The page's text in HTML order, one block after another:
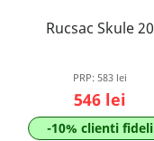
Rucsac Skule 20
PRP: 583 lei
546 lei
-10% clienti fideli